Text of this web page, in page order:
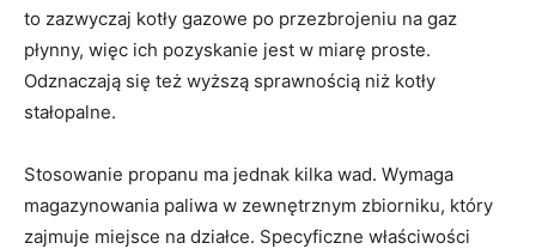
to zazwyczaj kotły gazowe po przezbrojeniu na gaz
płynny, więc ich pozyskanie jest w miarę proste.
Odznaczają się też wyższą sprawnością niż kotły
stałopalne.
Stosowanie propanu ma jednak kilka wad. Wymaga
magazynowania paliwa w zewnętrznym zbiorniku, który
zajmuje miejsce na działce. Specyficzne właściwości